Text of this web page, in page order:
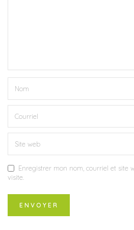
Enregistrer mon nom, courriel et site
visite.